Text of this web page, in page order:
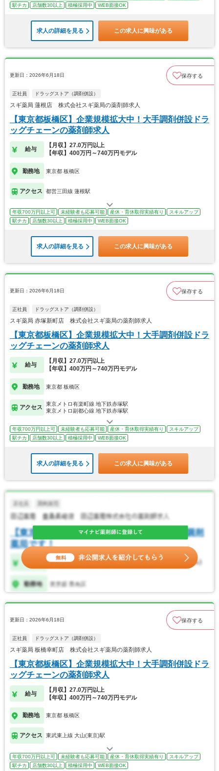
駅チカ
店舗数30以上 積極採用中 WEB面接OK
求人の詳細を見る この求人に興味がある
更新日：2026年6月18日 保存する
正社員 ドラッグストア（調剤併設）
スギ薬局 蓮根店 株式会社スギ薬局の薬剤師求人
【東京都板橋区】企業規模拡大中！大手調剤併設ドラ
ッグチェーンの薬剤師求人
給与
【月収】27.0万円以上
【年収】400万円～740万円モデル
勤務地 東京都 板橋区
アクセス 都営三田線 蓮根駅
年収700万円以上可 未経験者も応募可能 産休・育休取得実績有り
スキルアップ
駅チカ
店舗数30以上 積極採用中 WEB面接OK
求人の詳細を見る この求人に興味がある
更新日：2026年6月18日 保存する
正社員 ドラッグストア（調剤併設）
スギ薬局 赤塚新町店 株式会社スギ薬局の薬剤師求人
【東京都板橋区】企業規模拡大中！大手調剤併設ドラ
ッグチェーンの薬剤師求人
給与
【月収】27.0万円以上
【年収】400万円～740万円モデル
勤務地 東京都 板橋区
アクセス
東京メトロ有楽町線 地下鉄赤塚駅
東京メトロ副都心線 地下鉄赤塚駅
年収700万円以上可 未経験者も応募可能 産休・育休取得実績有り
スキルアップ
駅チカ
店舗数30以上 積極採用中 WEB面接OK
求人の詳細を見る この求人に興味がある
更新日：2026年6月18日 保存する
正社員 ドラッグストア（調剤併設）
スギ薬局 板橋幸町店 株式会社スギ薬局の薬剤師求人
【東京都板橋区】企業規模拡大中！大手調剤併設ドラ
ッグチェーンの薬剤師求人
給与
【月収】27.0万円以上
【年収】400万円～740万円モデル
勤務地 東京都 板橋区
アクセス 東武東上線 大山(東京)駅
年収700万円以上可 未経験者も応募可能 産休・育休取得実績有り
スキルアップ
駅チカ
店舗数30以上 積極採用中 WEB面接OK